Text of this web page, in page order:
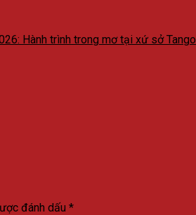
Hành trình trong mơ tại xứ sở Tango
đánh dấu *